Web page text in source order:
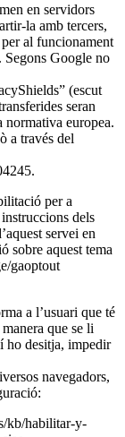
en servidors
la amb tercers,
per al funcionament
Segons Google no
(escut
seran
normativa europea.
a través del
per a
dels
servei en
sobre aquest tema
gaoptout
a l’usuari que té
que se li
ho desitja, impedir
navegadors,
kb/habilitar-y-